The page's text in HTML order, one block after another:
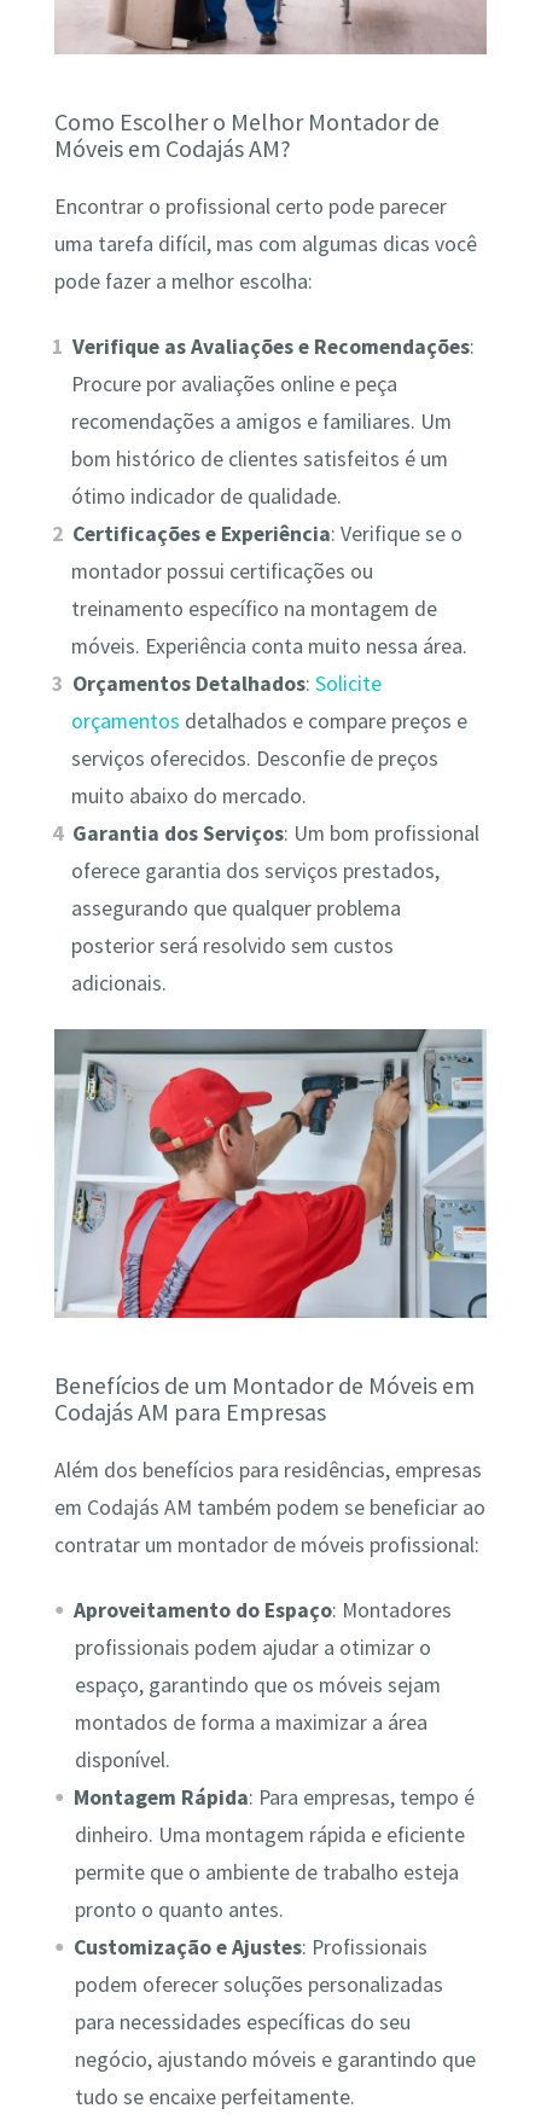
Como Escolher o Melhor Montador de
Móveis em Codajás AM?
Encontrar o profissional certo pode parecer
uma tarefa difícil, mas com algumas dicas você
pode fazer a melhor escolha:
Verifique as Avaliações e Recomendações:
Procure por avaliações online e peça
recomendações a amigos e familiares. Um
bom histórico de clientes satisfeitos é um
ótimo indicador de qualidade.
Certificações e Experiência: Verifique se o
montador possui certificações ou
treinamento específico na montagem de
móveis. Experiência conta muito nessa área.
Orçamentos Detalhados:Solicite
orçamentos detalhados e compare preços e
serviços oferecidos. Desconfie de preços
muito abaixo do mercado.
Garantia dos Serviços: Um bom profissional
oferece garantia dos serviços prestados,
assegurando que qualquer problema
posterior será resolvido sem custos
adicionais.
Benefícios de um Montador de Móveis em
Codajás AM para Empresas
Além dos benefícios para residências, empresas
em Codajás AM também podem se beneficiar ao
contratar um montador de móveis profissional:
Aproveitamento do Espaço: Montadores
profissionais podem ajudar a otimizar o
espaço, garantindo que os móveis sejam
montados de forma a maximizar a área
disponível.
Montagem Rápida: Para empresas, tempo é
dinheiro. Uma montagem rápida e eficiente
permite que o ambiente de trabalho esteja
pronto o quanto antes.
Customização e Ajustes: Profissionais
podem oferecer soluções personalizadas
para necessidades específicas do seu
negócio, ajustando móveis e garantindo que
tudo se encaixe perfeitamente.